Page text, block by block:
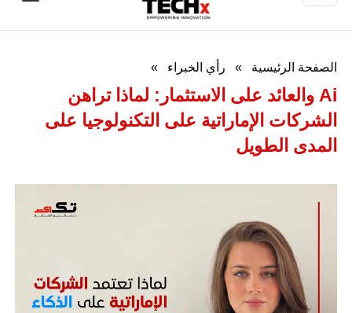
الصفحة الرئيسية » رأي الخبراء »
Ai والعائد على الاستثمار: لماذا تراهن
الشركات الإماراتية على التكنولوجيا على
المدى الطويل